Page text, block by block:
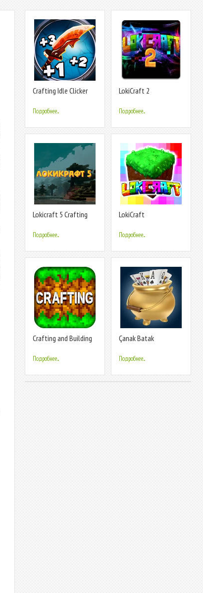
Crafting Idle Clicker
Подробнее...
LokiCraft 2
Подробнее...
Lokicraft 5 Crafting
Подробнее...
LokiCraft
Подробнее...
Crafting and Building
Подробнее...
Çanak Batak
Подробнее...